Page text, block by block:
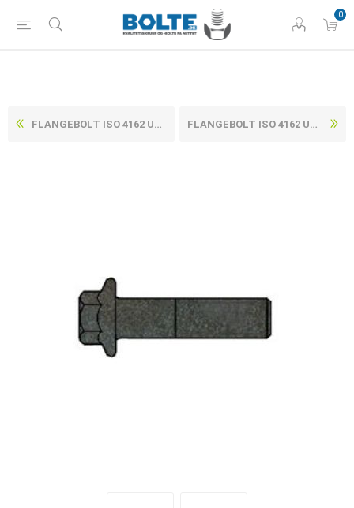
0
FLANGEBOLT ISO 4162 UBEHANDLET STÅL 8.8 M8X30 FLANGEBOLT ISO 4162 UBEHANDLET STÅL 8.8 M8X40